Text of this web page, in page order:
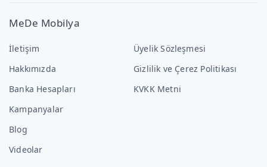
MeDe Mobilya
İletişim
Hakkımızda
Banka Hesapları
Kampanyalar
Blog
Videolar
Üyelik Sözleşmesi
Gizlilik ve Çerez Politikası
KVKK Metni